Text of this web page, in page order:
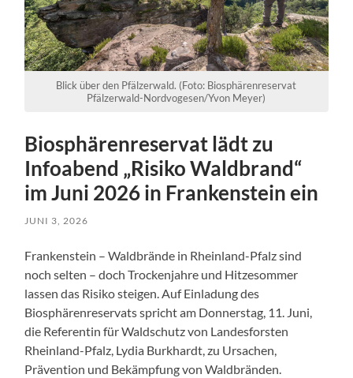
Blick über den Pfälzerwald. (Foto: Biosphärenreservat
Pfälzerwald-Nordvogesen/Yvon Meyer)
Biosphärenreservat lädt zu
Infoabend „Risiko Waldbrand“
im Juni 2026 in Frankenstein ein
JUNI 3, 2026
Frankenstein – Waldbrände in Rheinland-Pfalz sind
noch selten – doch Trockenjahre und Hitzesommer
lassen das Risiko steigen. Auf Einladung des
Biosphärenreservats spricht am Donnerstag, 11. Juni,
die Referentin für Waldschutz von Landesforsten
Rheinland-Pfalz, Lydia Burkhardt, zu Ursachen,
Prävention und Bekämpfung von Waldbränden.